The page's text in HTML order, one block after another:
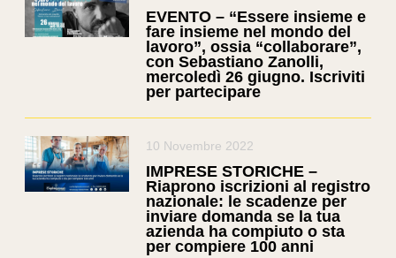
EVENTO – “Essere insieme e
fare insieme nel mondo del
lavoro”, ossia “collaborare”,
con Sebastiano Zanolli,
mercoledì 26 giugno. Iscriviti
per partecipare
10 Novembre 2022
IMPRESE STORICHE –
Riaprono iscrizioni al registro
nazionale: le scadenze per
inviare domanda se la tua
azienda ha compiuto o sta
per compiere 100 anni